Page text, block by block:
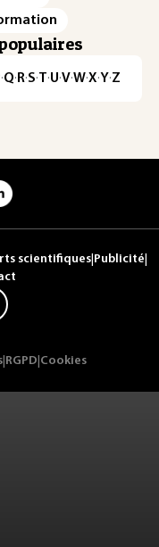
·Q·R·S·T·U·V·W·X·Y·Z
scientifiques Publicité
RGPD Cookies